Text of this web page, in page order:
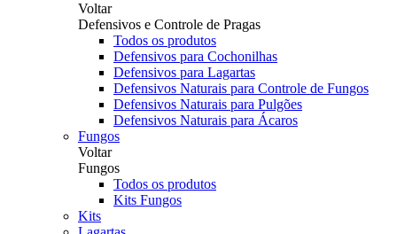
Voltar
Defensivos e Controle de Pragas
Todos os produtos
Defensivos para Cochonilhas
Defensivos para Lagartas
Defensivos Naturais para Controle de Fungos
Defensivos Naturais para Pulgões
Defensivos Naturais para Ácaros
Fungos
Voltar
Fungos
Todos os produtos
Kits Fungos
Kits